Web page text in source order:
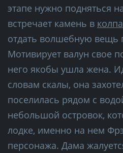
этапе нужно подняться
встречает камень в
отдать волшебную вещь
Мотивирует валун свое
него якобы ушла жена.
словам скалы, она
поселилась рядом с
небольшой островок,
лодке, именно на нем
персонажа. Дама